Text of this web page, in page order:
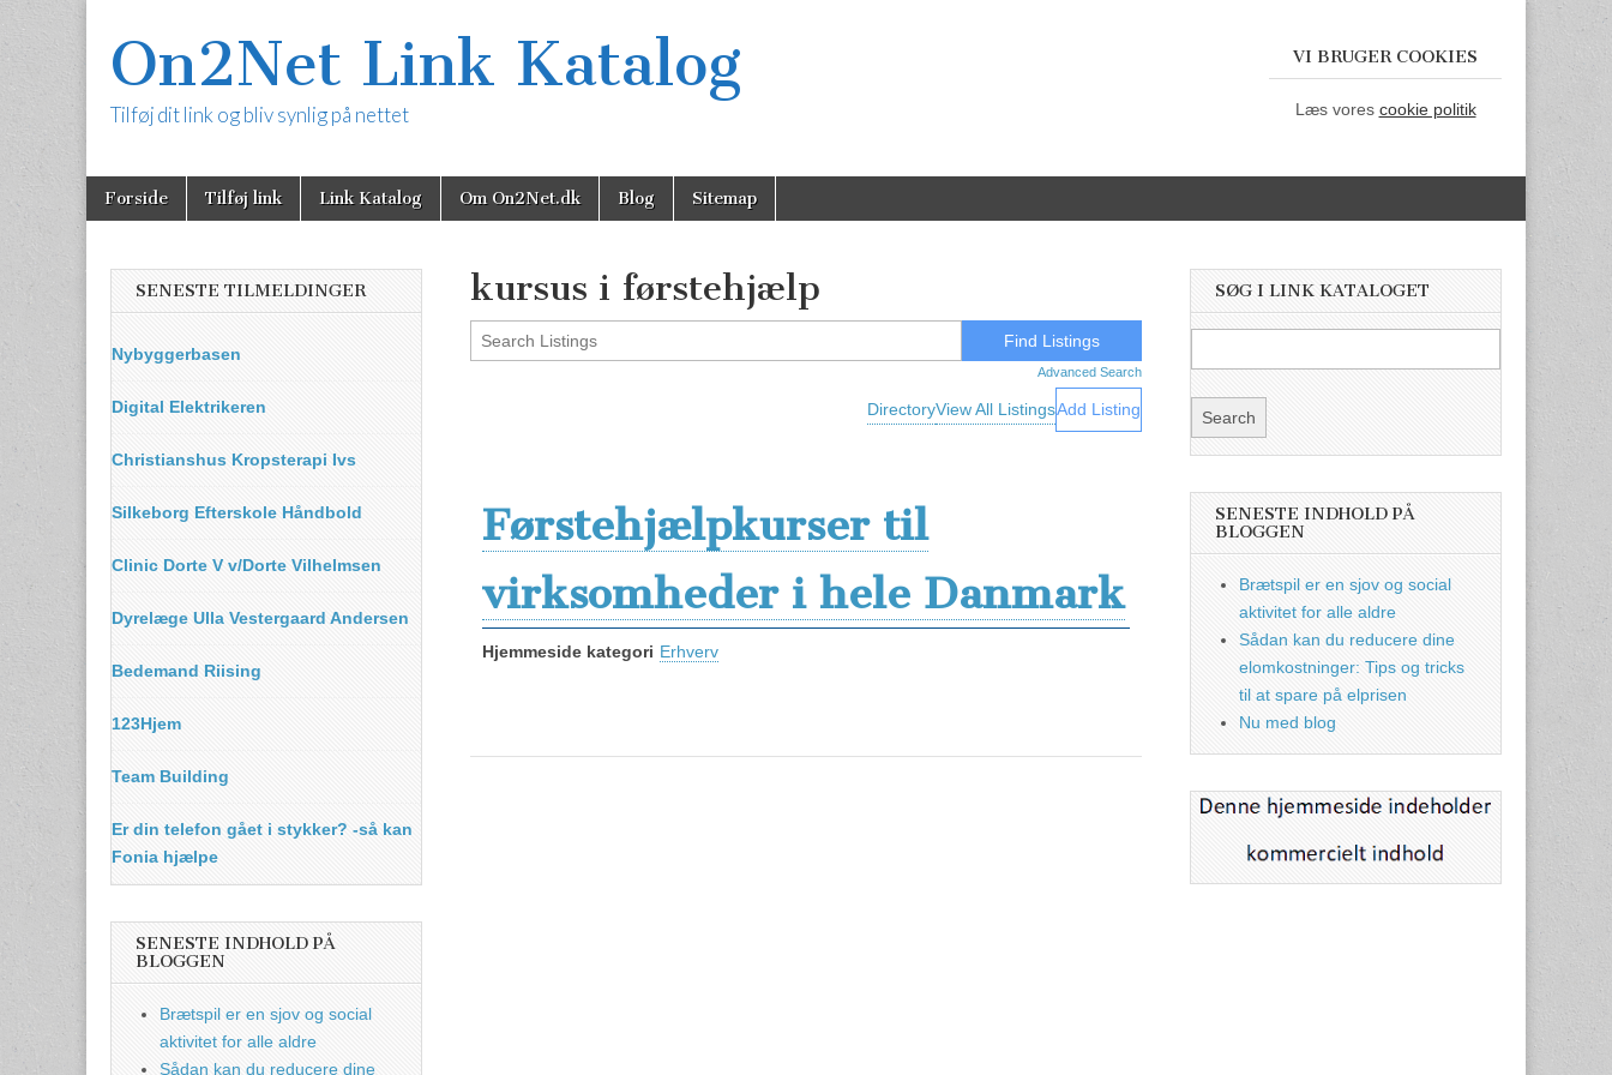
On2Net Link Katalog
Tilføj dit link og bliv synlig på nettet
VI BRUGER COOKIES
Læs vores cookie politik
Main
menu
Skip
Forside Tilføj link Link Katalog Om On2Net.dk Blog Sitemap
kursus i førstehjælp
Advanced Search
DirectoryView All ListingsAdd Listing
Førstehjælpkurser til
virksomheder i hele Danmark
Hjemmeside kategori Erhverv
SENESTE TILMELDINGER
Nybyggerbasen
Digital Elektrikeren
Christianshus Kropsterapi Ivs
Silkeborg Efterskole Håndbold
Clinic Dorte V v/Dorte Vilhelmsen
Dyrelæge Ulla Vestergaard Andersen
Bedemand Riising
123Hjem
Team Building
Er din telefon gået i stykker? -så kan
Fonia hjælpe
SENESTE INDHOLD PÅ
BLOGGEN
Brætspil er en sjov og social
aktivitet for alle aldre
Sådan kan du reducere dine
SØG I LINK KATALOGET
SENESTE INDHOLD PÅ
BLOGGEN
Brætspil er en sjov og social
aktivitet for alle aldre
Sådan kan du reducere dine
elomkostninger: Tips og tricks
til at spare på elprisen
Nu med blog